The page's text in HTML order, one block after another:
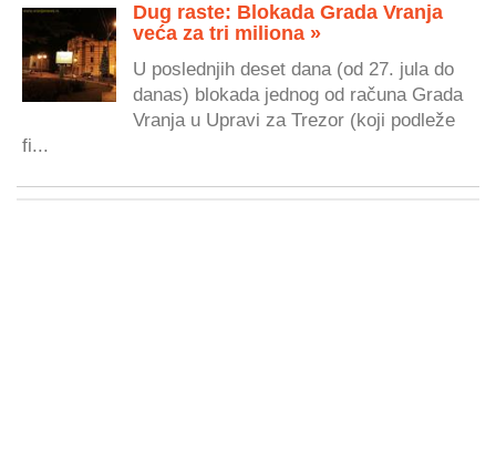
Dug raste: Blokada Grada Vranja
veća za tri miliona »
U poslednjih deset dana (od 27. jula do
danas) blokada jednog od računa Grada
Vranja u Upravi za Trezor (koji podleže
fi...